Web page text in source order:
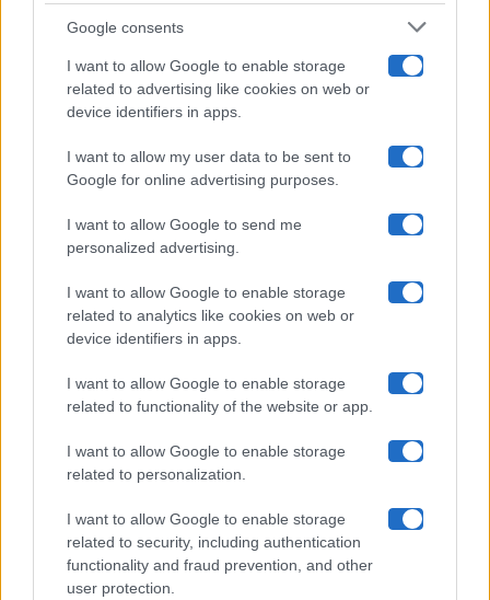
Google consents
I want to allow Google to enable storage
related to advertising like cookies on web or
device identifiers in apps.
I want to allow my user data to be sent to
Google for online advertising purposes.
I want to allow Google to send me
personalized advertising.
I want to allow Google to enable storage
related to analytics like cookies on web or
device identifiers in apps.
I want to allow Google to enable storage
related to functionality of the website or app.
I want to allow Google to enable storage
related to personalization.
I want to allow Google to enable storage
related to security, including authentication
functionality and fraud prevention, and other
user protection.
Uomini E Donne
Maste S.r.l.
Chi siamo
Collabora con noi
Contatti
Privacy Policy
Cookie Policy